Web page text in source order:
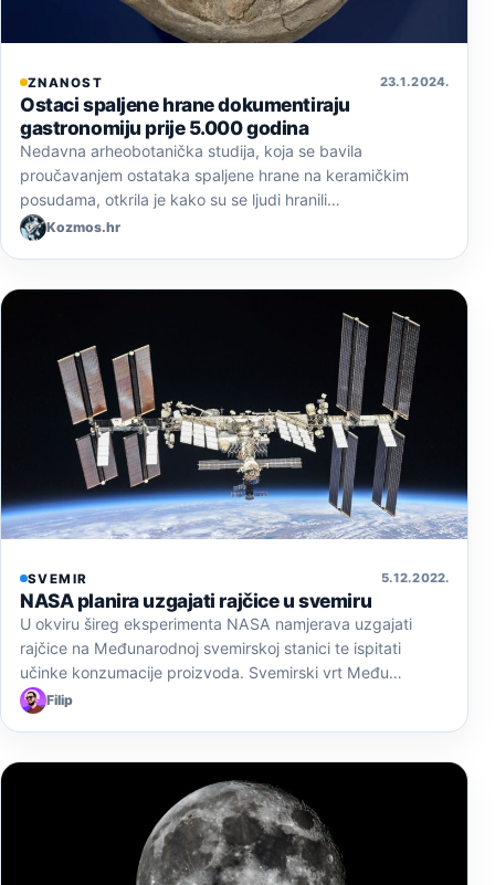
ZNANOST 23. 1. 2024.
Ostaci spaljene hrane dokumentiraju
gastronomiju prije 5.000 godina
Nedavna arheobotanička studija, koja se bavila
proučavanjem ostataka spaljene hrane na keramičkim
posudama, otkrila je kako su se ljudi hranili…
Kozmos.hr
SVEMIR 5. 12. 2022.
NASA planira uzgajati rajčice u svemiru
U okviru šireg eksperimenta NASA namjerava uzgajati
rajčice na Međunarodnoj svemirskoj stanici te ispitati
učinke konzumacije proizvoda. Svemirski vrt Među…
Filip